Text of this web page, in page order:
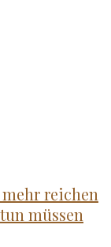
reichen
müssen